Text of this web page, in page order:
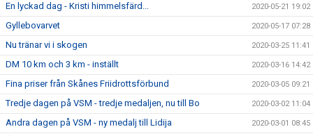
En lyckad dag - Kristi himmelsfärd... 2020-05-21 19:02
Gyllebovarvet 2020-05-17 07:28
Nu tränar vi i skogen 2020-03-25 11:41
DM 10 km och 3 km - inställt 2020-03-16 14:42
Fina priser från Skånes Friidrottsförbund 2020-03-05 09:21
Tredje dagen på VSM - tredje medaljen, nu till Bo 2020-03-02 11:04
Andra dagen på VSM - ny medalj till Lidija 2020-03-01 08:45